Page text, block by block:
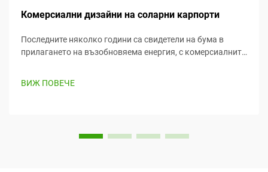
Комерсиални дизайни на соларни карпорти
Последните няколко години са свидетели на бума в
прилагането на възобновяема енергия, с комерсиалните
ВИЖ ПОВЕЧЕ